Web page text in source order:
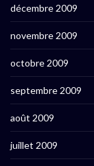
décembre 2009
novembre 2009
octobre 2009
septembre 2009
août 2009
juillet 2009